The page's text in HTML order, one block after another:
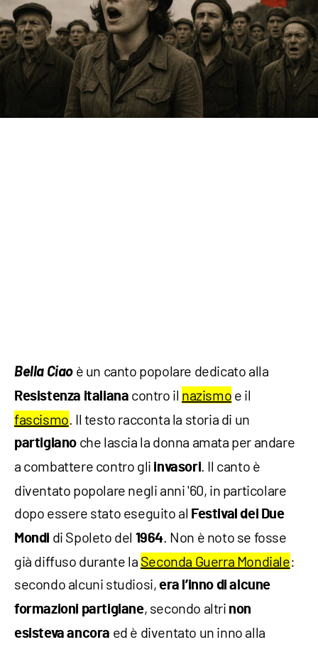
Bella Ciao è un canto popolare dedicato alla
Resistenza italiana contro il nazismo e il
fascismo. Il testo racconta la storia di un
partigiano che lascia la donna amata per andare
a combattere contro gli invasori. Il canto è
diventato popolare negli anni '60, in particolare
dopo essere stato eseguito al Festival dei Due
Mondi di Spoleto del 1964. Non è noto se fosse
già diffuso durante la Seconda Guerra Mondiale:
secondo alcuni studiosi,era l’inno di alcune
formazioni partigiane, secondo altri non
esisteva ancora ed è diventato un inno alla